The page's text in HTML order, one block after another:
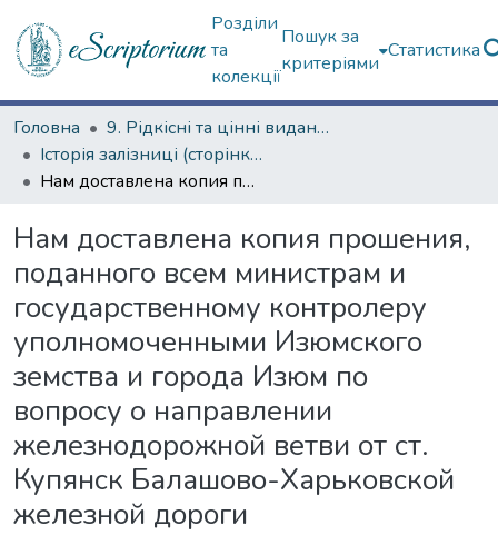
Розділи
та
колекції
Пошук за
критеріями
Статистика
Головна
9. Рідкісні та цінні видання
Історія залізниці (сторінками періодичних видань)
Нам доставлена копия прошения, поданного всем министрам и государственному контролеру уполномоченными Изюмского земства и города Изюм по вопросу о направлении железнодорожной ветви от ст. Купянск Балашово-Харьковской железной дороги
Нам доставлена копия прошения,
поданного всем министрам и
государственному контролеру
уполномоченными Изюмского
земства и города Изюм по
вопросу о направлении
железнодорожной ветви от ст.
Купянск Балашово-Харьковской
железной дороги